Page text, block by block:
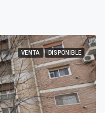
VENTA DISPONIBLE